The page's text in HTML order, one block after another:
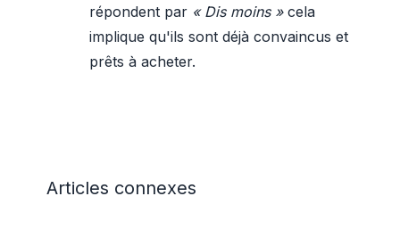
répondent par « Dis moins »cela
implique qu'ils sont déjà convaincus et
prêts à acheter.
Articles connexes